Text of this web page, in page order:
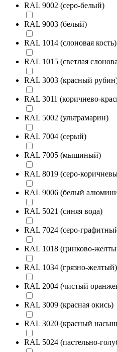
RAL 9002 (серо-белый)
RAL 9003 (белый)
RAL 1014 (слоновая кость)
RAL 1015 (светлая
RAL 3003 (красный
RAL 3011 (коричнево-
RAL 5002 (ультрамарин)
RAL 7004 (серый)
RAL 7005 (мышиный)
RAL 8019 (серо-
RAL 9006 (белый
RAL 5021 (синяя вода)
RAL 7024 (серо-
RAL 1018 (цинково-
RAL 1034 (грязно-желтый)
RAL 2004 (чистый
RAL 3009 (красная окись)
RAL 3020 (красный
RAL 5024 (пастельно-